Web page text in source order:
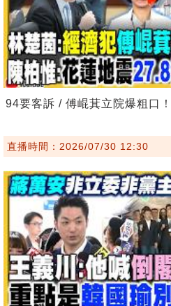
94要客訴 / 傅崐萁立院爆粗口
直播時間：2026/07/30 12:30